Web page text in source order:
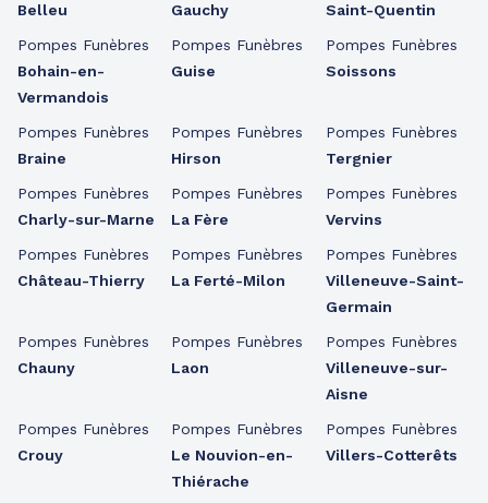
Belleu
Pompes Funèbres
Bohain-en-
Vermandois
Pompes Funèbres
Braine
Pompes Funèbres
Charly-sur-Marne
Pompes Funèbres
Château-Thierry
Pompes Funèbres
Chauny
Pompes Funèbres
Crouy
Gauchy
Pompes Funèbres
Guise
Pompes Funèbres
Hirson
Pompes Funèbres
La Fère
Pompes Funèbres
La Ferté-Milon
Pompes Funèbres
Laon
Pompes Funèbres
Le Nouvion-en-
Thiérache
Saint-Quentin
Pompes Funèbres
Soissons
Pompes Funèbres
Tergnier
Pompes Funèbres
Vervins
Pompes Funèbres
Villeneuve-Saint-
Germain
Pompes Funèbres
Villeneuve-sur-
Aisne
Pompes Funèbres
Villers-Cotterêts